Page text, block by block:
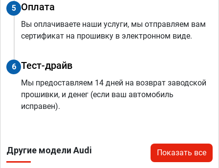
5 Оплата
Вы оплачиваете наши услуги, мы отправляем вам
сертификат на прошивку в электронном виде.
6 Тест-драйв
Мы предоставляем 14 дней на возврат заводской
прошивки, и денег (если ваш автомобиль
исправен).
Другие модели Audi Показать все